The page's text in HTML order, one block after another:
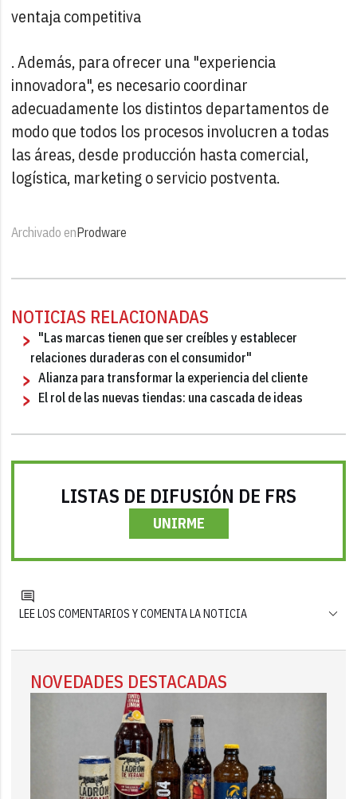
ventaja competitiva
. Además, para ofrecer una "experiencia
innovadora", es necesario coordinar
adecuadamente los distintos departamentos de
modo que todos los procesos involucren a todas
las áreas, desde producción hasta comercial,
logística, marketing o servicio postventa.
Archivado enProdware
NOTICIAS RELACIONADAS
"Las marcas tienen que ser creíbles y establecer
relaciones duraderas con el consumidor"
Alianza para transformar la experiencia del cliente
El rol de las nuevas tiendas: una cascada de ideas
LISTAS DE DIFUSIÓN DE FRS
UNIRME
LEE LOS COMENTARIOS Y COMENTA LA NOTICIA
NOVEDADES DESTACADAS